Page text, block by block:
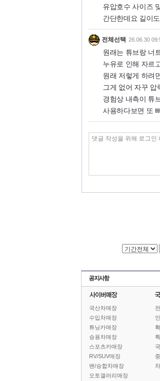
유압호수 사이즈
간단한데요 길이
전체선택 26.06.30
원래는 튜브랑 너
누유로 인해 자르
원래 저렇게 하려
그게 없어 자꾸 압
경험상 내측이 튜
사용하다보면 또
국산차매장
수입차매장
튜닝카매장
승용차매장
스포츠카매장
RV/SUV매장
밴/승합차매장
오토갤러리매장